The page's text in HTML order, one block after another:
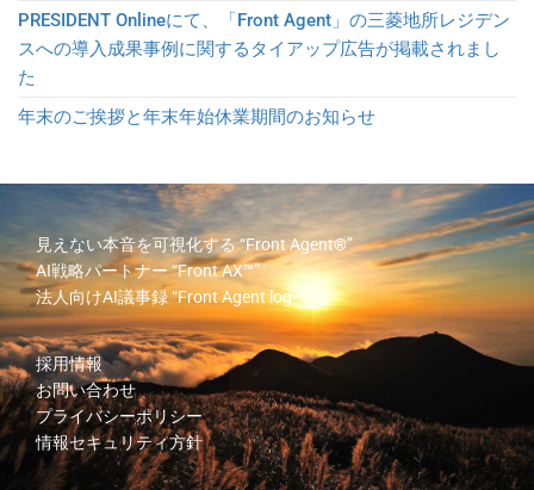
PRESIDENT Onlineにて、「Front Agent」の三菱地所レジデン
スへの導入成果事例に関するタイアップ広告が掲載されまし
た
年末のご挨拶と年末年始休業期間のお知らせ
見えない本音を可視化する“Front Agent®”
AI戦略パートナー“Front AX™”
法人向けAI議事録“Front Agent log”
採用情報
お問い合わせ
プライバシーポリシー
情報セキュリティ方針